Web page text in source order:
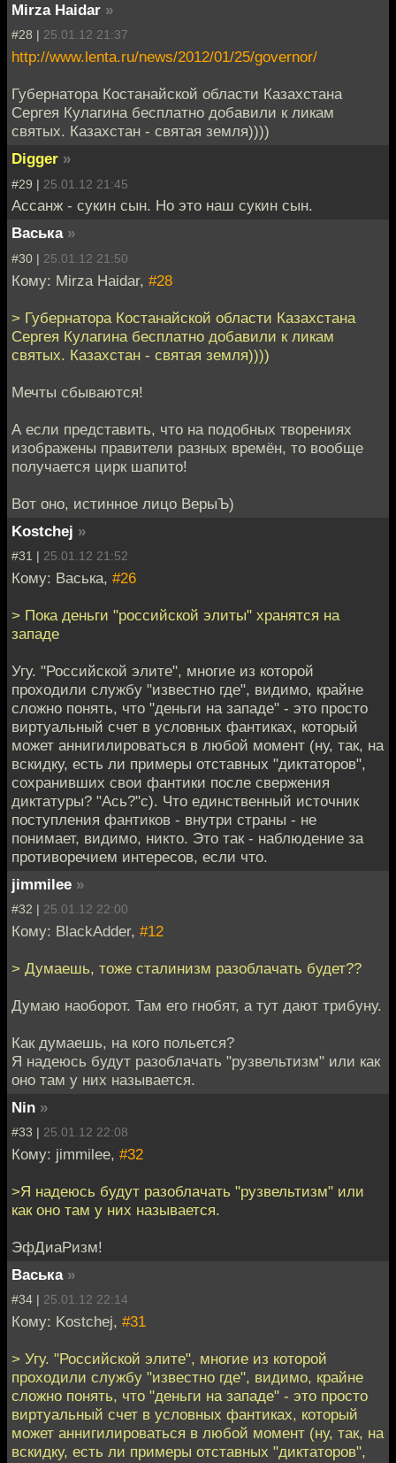
Mirza Haidar »
#28 | 25.01.12 21:37
http://www.lenta.ru/news/2012/01/25/governor/
Губернатора Костанайской области Казахстана
Сергея Кулагина бесплатно добавили к ликам
святых. Казахстан - святая земля))))
Digger »
#29 | 25.01.12 21:45
Ассанж - сукин сын. Но это наш сукин сын.
Васька »
#30 | 25.01.12 21:50
Кому: Mirza Haidar, #28
> Губернатора Костанайской области Казахстана
Сергея Кулагина бесплатно добавили к ликам
святых. Казахстан - святая земля))))
Мечты сбываются!
А если представить, что на подобных творениях
изображены правители разных времён, то вообще
получается цирк шапито!
Вот оно, истинное лицо ВерыЪ)
Kostchej »
#31 | 25.01.12 21:52
Кому: Васька, #26
> Пока деньги "российской элиты" хранятся на
западе
Угу. "Российской элите", многие из которой
проходили службу "известно где", видимо, крайне
сложно понять, что "деньги на западе" - это просто
виртуальный счет в условных фантиках, который
может аннигилироваться в любой момент (ну, так, на
вскидку, есть ли примеры отставных "диктаторов",
сохранивших свои фантики после свержения
диктатуры? "Ась?"с). Что единственный источник
поступления фантиков - внутри страны - не
понимает, видимо, никто. Это так - наблюдение за
противоречием интересов, если что.
jimmilee »
#32 | 25.01.12 22:00
Кому: BlackAdder, #12
> Думаешь, тоже сталинизм разоблачать будет??
Думаю наоборот. Там его гнобят, а тут дают трибуну.
Как думаешь, на кого польется?
Я надеюсь будут разоблачать "рузвельтизм" или как
оно там у них называется.
Nin »
#33 | 25.01.12 22:08
Кому: jimmilee, #32
>Я надеюсь будут разоблачать "рузвельтизм" или
как оно там у них называется.
ЭфДиаРизм!
Васька »
#34 | 25.01.12 22:14
Кому: Kostchej, #31
> Угу. "Российской элите", многие из которой
проходили службу "известно где", видимо, крайне
сложно понять, что "деньги на западе" - это просто
виртуальный счет в условных фантиках, который
может аннигилироваться в любой момент (ну, так, на
вскидку, есть ли примеры отставных "диктаторов",